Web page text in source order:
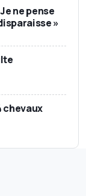
ne pense
»
chevaux